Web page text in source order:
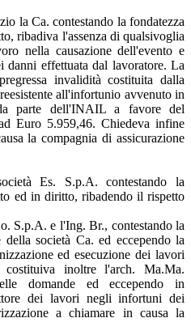
la Ca. contestando la fondatezza
ribadiva l'assenza di qualsivoglia
nella causazione dell'evento e
danni effettuata dal lavoratore. La
invalidità costituita dalla
all'infortunio avvenuto in
parte dell'INAIL a favore del
Euro 5.959,46. Chiedeva infine
la compagnia di assicurazione
Es. S.p.A. contestando la
ed in diritto, ribadendo il rispetto
S.p.A. e l'Ing. Br., contestando la
società Ca. ed eccependo la
ed esecuzione dei lavori
inoltre l'arch. Ma.Ma.
domande ed eccependo in
dei lavori negli infortuni dei
a chiamare in causa la